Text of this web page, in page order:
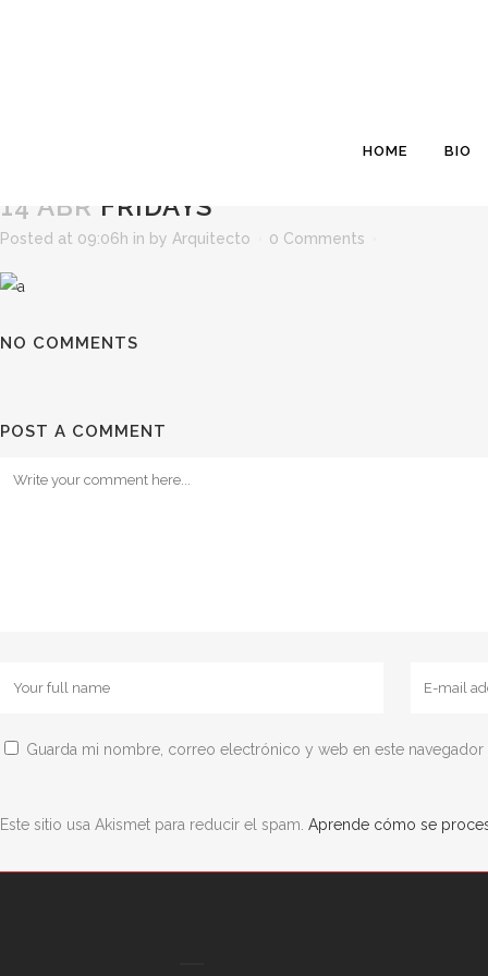
HOME BIO
14 ABR FRIDAYS
Posted at 09:06h in by Arquitecto 0 Comments
NO COMMENTS
POST A COMMENT
Guarda mi nombre, correo electrónico y web en este
Este sitio usa Akismet para reducir el spam. Aprende cómo se